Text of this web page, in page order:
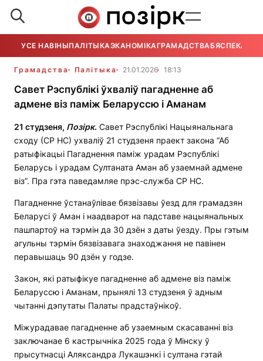
УСЕ НАВІНЫПАЛІТЫКАЭКАНОМІКАГРАМАДСТВАБЯСПЕКА
Грамадства Палітыка 21.01.2026 18:13
Савет Рэспублікі ўхваліў пагадненне аб
адмене віз паміж Беларуссю і Аманам
21 студзеня, Позірк. Савет Рэспублікі Нацыянальнага
сходу (СР НС) ухваліў 21 студзеня праект закона “Аб
ратыфікацыі Пагаднення паміж урадам Рэспублікі
Беларусь і урадам Султаната Аман аб узаемнай адмене
віз”. Пра гэта паведамляе прэс-служба СР НС.
Пагадненне ўстанаўлівае бязвізавы ўезд для грамадзян
Беларусі ў Аман і наадварот на падставе нацыянальных
пашпартоў на тэрмін да 30 дзён з даты ўезду. Пры гэтым
агульны тэрмін бязвізавага знаходжання не павінен
перавышаць 90 дзён у годзе.
Закон, які ратыфікуе пагадненне аб адмене віз паміж
Беларуссю і Аманам, прынялі 13 студзеня ў адным
чытанні дэпутаты Палаты прадстаўнікоў.
Міжурадавае пагадненне аб узаемным скасаванні віз
заключанае 6 кастрычніка 2025 года ў Мінску ў
прысутнасці Аляксандра Лукашэнкі і султана гэтай